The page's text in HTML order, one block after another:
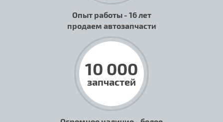
Опыт работы - 16 лет
продаем автозапчасти
10 000
запчастей